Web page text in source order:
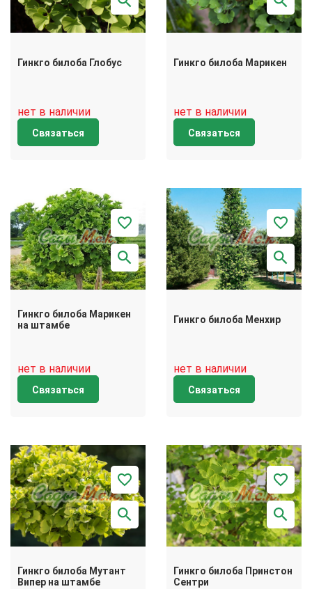
Гинкго билоба Глобус
нет в наличии
Связаться
Гинкго билоба Марикен
нет в наличии
Связаться
Гинкго билоба Марикен
на штамбе
нет в наличии
Связаться
Гинкго билоба Менхир
нет в наличии
Связаться
Гинкго билоба Мутант
Випер на штамбе
Гинкго билоба Принстон
Сентри